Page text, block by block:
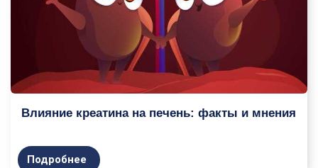
Влияние креатина на печень: факты и мнения
Подробнее